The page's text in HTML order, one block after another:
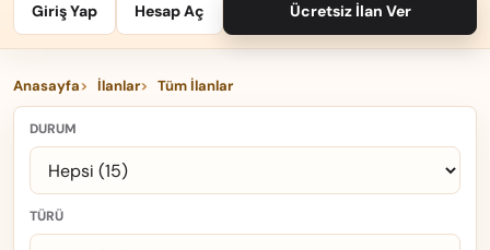
Giriş Yap Hesap Aç Ücretsiz İlan Ver
Anasayfa İlanlar Tüm İlanlar
DURUM
TÜRÜ